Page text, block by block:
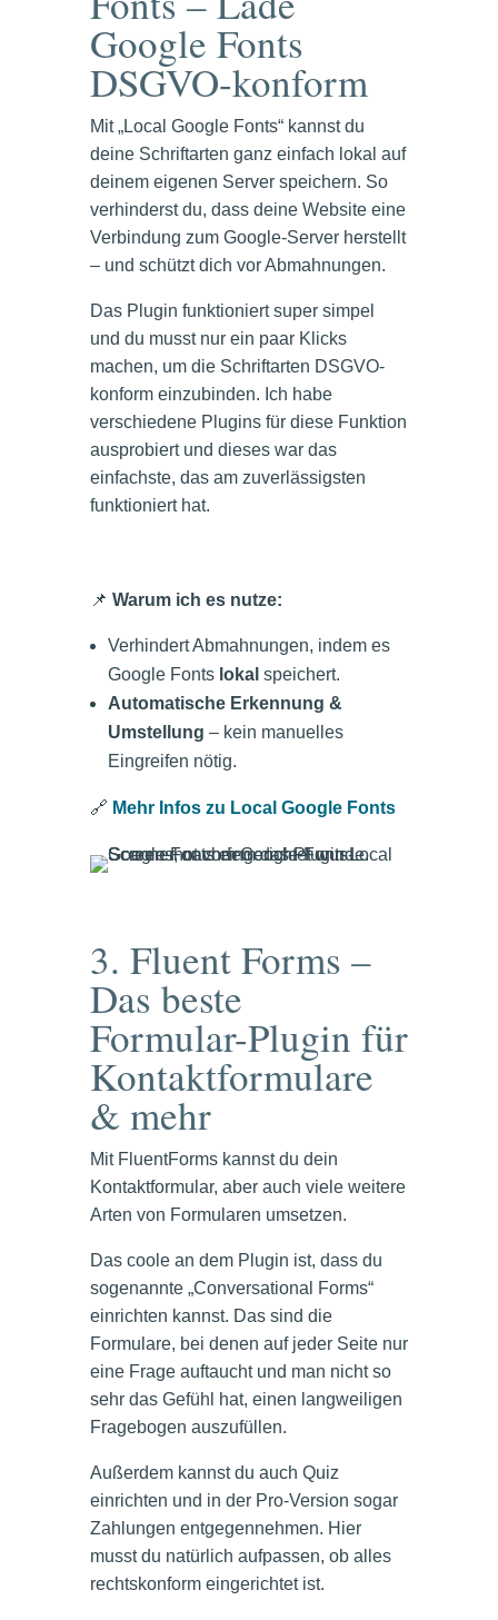
Google Fonts
DSGVO-konform
Mit „Local Google Fonts“ kannst du
deine Schriftarten ganz einfach lokal auf
deinem eigenen Server speichern. So
verhinderst du, dass deine Website eine
Verbindung zum Google-Server herstellt
– und schützt dich vor Abmahnungen.
Das Plugin funktioniert super simpel
und du musst nur ein paar Klicks
machen, um die Schriftarten DSGVO-
konform einzubinden. Ich habe
verschiedene Plugins für diese Funktion
ausprobiert und dieses war das
einfachste, das am zuverlässigsten
funktioniert hat.
📌 Warum ich es nutze:
Verhindert Abmahnungen, indem es
Google Fonts lokal speichert.
Automatische Erkennung &
Umstellung – kein manuelles
Eingreifen nötig.
🔗 Mehr Infos zu Local Google Fonts
3. Fluent Forms –
Das beste
Formular-Plugin für
Kontaktformulare
& mehr
Mit FluentForms kannst du dein
Kontaktformular, aber auch viele weitere
Arten von Formularen umsetzen.
Das coole an dem Plugin ist, dass du
sogenannte „Conversational Forms“
einrichten kannst. Das sind die
Formulare, bei denen auf jeder Seite nur
eine Frage auftaucht und man nicht so
sehr das Gefühl hat, einen langweiligen
Fragebogen auszufüllen.
Außerdem kannst du auch Quiz
einrichten und in der Pro-Version sogar
Zahlungen entgegennehmen. Hier
musst du natürlich aufpassen, ob alles
rechtskonform eingerichtet ist.